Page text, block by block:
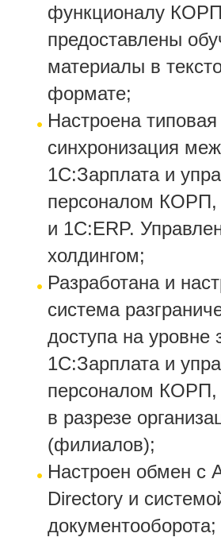
функционалу
предоставлены
материалы в
формате;
Настроена типовая
синхронизация
1С:Зарплата и
персоналом КОРП,
и 1С:ERP.
холдингом;
Разработана и
система
доступа на уровне
1С:Зарплата и
персоналом КОРП,
в разрезе
(филиалов);
Настроен обмен с
Directory и
документооборота;